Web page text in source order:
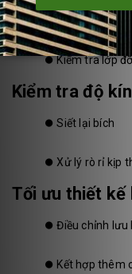
⏺️Làm sạch bụi
⏺️Kiểm tra lớp
Kiểm tra độ
⏺️Siết lại bích
⏺️ Xử lý rò rỉ kịp
Tối ưu thiết kế
⏺️Điều chỉnh lưu
⏺️ Kết hợp thêm